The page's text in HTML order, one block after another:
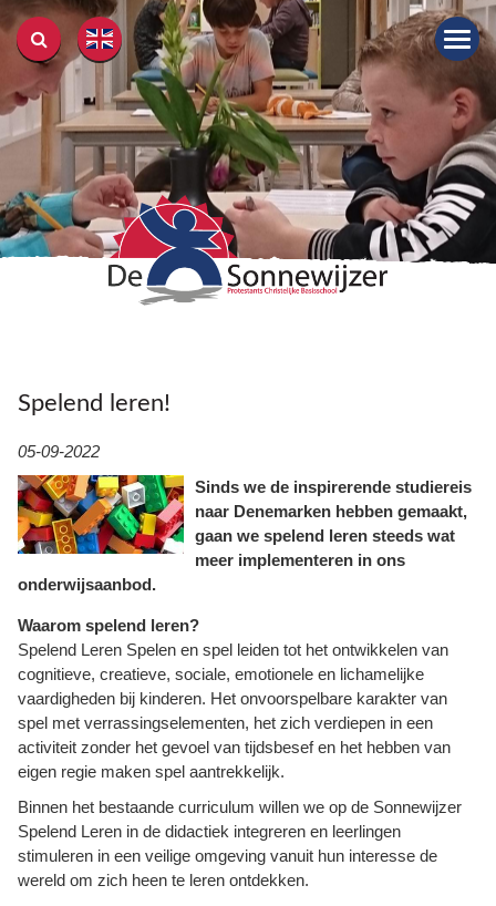
Spelend leren!
05-09-2022
Sinds we de inspirerende studiereis
naar Denemarken hebben gemaakt,
gaan we spelend leren steeds wat
meer implementeren in ons
onderwijsaanbod.
Waarom spelend leren?
Spelend Leren Spelen en spel leiden tot het ontwikkelen van
cognitieve, creatieve, sociale, emotionele en lichamelijke
vaardigheden bij kinderen. Het onvoorspelbare karakter van
spel met verrassingselementen, het zich verdiepen in een
activiteit zonder het gevoel van tijdsbesef en het hebben van
eigen regie maken spel aantrekkelijk.
Binnen het bestaande curriculum willen we op de Sonnewijzer
Spelend Leren in de didactiek integreren en leerlingen
stimuleren in een veilige omgeving vanuit hun interesse de
wereld om zich heen te leren ontdekken.